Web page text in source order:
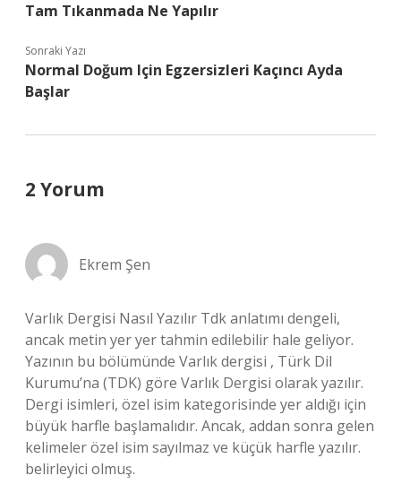
Tam Tıkanmada Ne Yapılır
Sonraki Yazı
Normal Doğum Için Egzersizleri Kaçıncı Ayda
Başlar
2 Yorum
Ekrem Şen
Varlık Dergisi Nasıl Yazılır Tdk anlatımı dengeli,
ancak metin yer yer tahmin edilebilir hale geliyor.
Yazının bu bölümünde Varlık dergisi , Türk Dil
Kurumu’na (TDK) göre Varlık Dergisi olarak yazılır.
Dergi isimleri, özel isim kategorisinde yer aldığı için
büyük harfle başlamalıdır. Ancak, addan sonra gelen
kelimeler özel isim sayılmaz ve küçük harfle yazılır.
belirleyici olmuş.